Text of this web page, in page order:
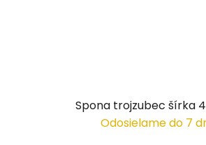
Spona trojzubec šírka
Odosielame do 7